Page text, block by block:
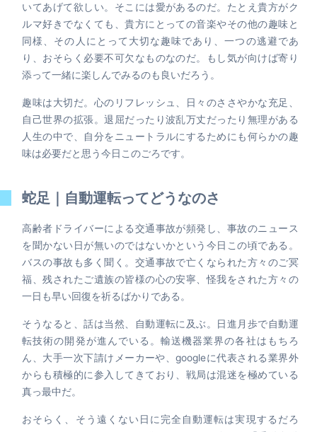
いてあげて欲しい。そこには愛があるのだ。たとえ貴方がク
ルマ好きでなくても、貴方にとっての音楽やその他の趣味と
同様、その人にとって大切な趣味であり、一つの逃避であ
り、おそらく必要不可欠なものなのだ。もし気が向けば寄り
添って一緒に楽しんでみるのも良いだろう。
趣味は大切だ。心のリフレッシュ、日々のささやかな充足、
自己世界の拡張。退屈だったり波乱万丈だったり無理がある
人生の中で、自分をニュートラルにするためにも何らかの趣
味は必要だと思う今日このごろです。
蛇足｜自動運転ってどうなのさ
高齢者ドライバーによる交通事故が頻発し、事故のニュース
を聞かない日が無いのではないかという今日この頃である。
バスの事故も多く聞く。交通事故で亡くなられた方々のご冥
福、残されたご遺族の皆様の心の安寧、怪我をされた方々の
一日も早い回復を祈るばかりである。
そうなると、話は当然、自動運転に及ぶ。日進月歩で自動運
転技術の開発が進んでいる。輸送機器業界の各社はもちろ
ん、大手一次下請けメーカーや、googleに代表される業界外
からも積極的に参入してきており、戦局は混迷を極めている
真っ最中だ。
おそらく、そう遠くない日に完全自動運転は実現するだろ